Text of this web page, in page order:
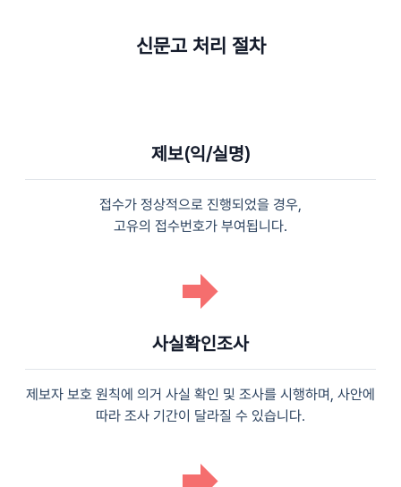
신문고 처리 절차
제보(익/실명)
접수가 정상적으로 진행되었을 경우,
고유의 접수번호가 부여됩니다.
사실확인조사
제보자 보호 원칙에 의거 사실 확인 및 조사를 시행하며, 사안에
따라 조사 기간이 달라질 수 있습니다.